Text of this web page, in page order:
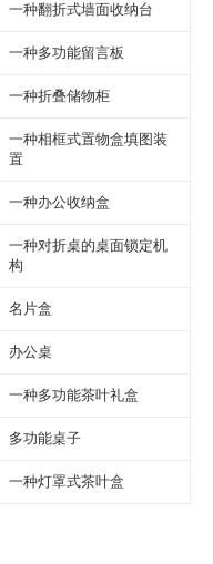
一种翻折式墙面收纳台
一种多功能留言板
一种折叠储物柜
一种相框式置物盒填图装
置
一种办公收纳盒
一种对折桌的桌面锁定机
构
名片盒
办公桌
一种多功能茶叶礼盒
多功能桌子
一种灯罩式茶叶盒